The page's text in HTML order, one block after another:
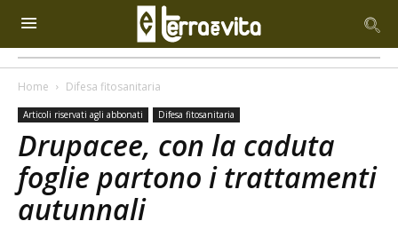
Home Difesa fitosanitaria
Articoli riservati agli abbonati Difesa fitosanitaria
Drupacee, con la caduta
foglie partono i trattamenti
autunnali